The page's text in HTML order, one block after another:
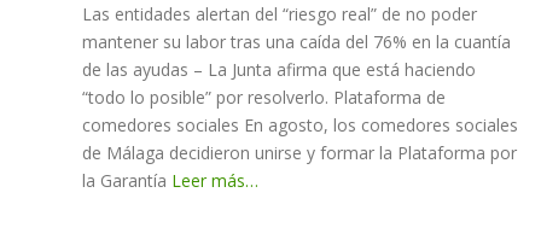
Las entidades alertan del “riesgo real” de no poder
mantener su labor tras una caída del 76% en la cuantía
de las ayudas – La Junta afirma que está haciendo
“todo lo posible” por resolverlo. Plataforma de
comedores sociales En agosto, los comedores sociales
de Málaga decidieron unirse y formar la Plataforma por
la Garantía Leer más…